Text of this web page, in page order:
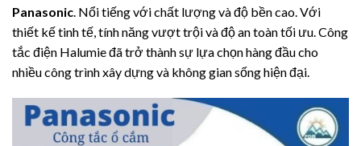
Panasonic . Nổi tiếng với chất lượng và độ bền cao. Với
thiết kế tinh tế, tính năng vượt trội và độ an toàn tối ưu. Công
tắc điện Halumie đã trở thành sự lựa chọn hàng đầu cho
nhiều công trình xây dựng và không gian sống hiện đại.